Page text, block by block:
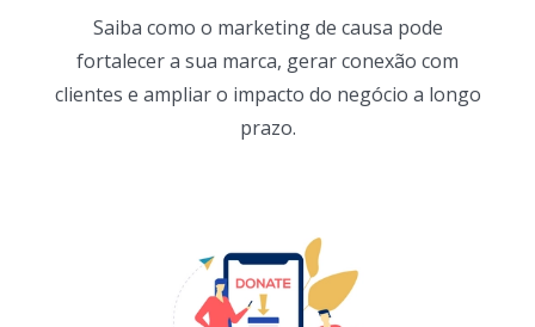
Saiba como o marketing de causa pode
fortalecer a sua marca, gerar conexão com
clientes e ampliar o impacto do negócio a longo
prazo.